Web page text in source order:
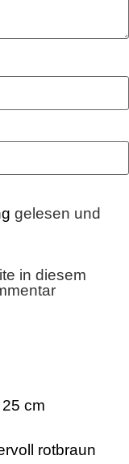
gelesen und
in diesem
rotbraun